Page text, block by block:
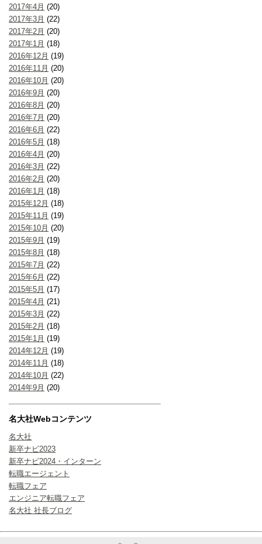
2017年4月 (20)
2017年3月 (22)
2017年2月 (20)
2017年1月 (18)
2016年12月 (19)
2016年11月 (20)
2016年10月 (20)
2016年9月 (20)
2016年8月 (20)
2016年7月 (20)
2016年6月 (22)
2016年5月 (18)
2016年4月 (20)
2016年3月 (22)
2016年2月 (20)
2016年1月 (18)
2015年12月 (18)
2015年11月 (19)
2015年10月 (20)
2015年9月 (19)
2015年8月 (18)
2015年7月 (22)
2015年6月 (22)
2015年5月 (17)
2015年4月 (21)
2015年3月 (22)
2015年2月 (18)
2015年1月 (19)
2014年12月 (19)
2014年11月 (18)
2014年10月 (22)
2014年9月 (20)
名大社Webコンテンツ
名大社
新卒ナビ2023
新卒ナビ2024・インターン
転職エージェント
転職フェア
エンジニア転職フェア
名大社 社長ブログ